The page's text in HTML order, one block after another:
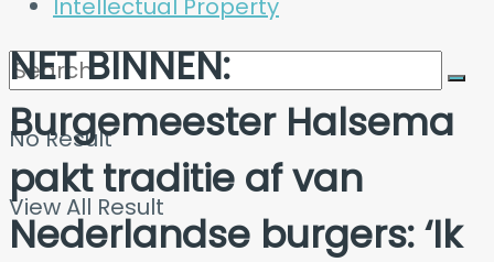
Intellectual Property
No Result
View All Result
NET BINNEN:
Burgemeester Halsema
pakt traditie af van
Nederlandse burgers: ‘Ik